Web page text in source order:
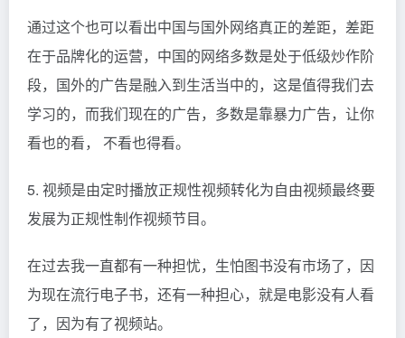
通过这个也可以看出中国与国外网络真正的差距，差距
在于品牌化的运营，中国的网络多数是处于低级炒作阶
段，国外的广告是融入到生活当中的，这是值得我们去
学习的，而我们现在的广告，多数是靠暴力广告，让你
看也的看， 不看也得看。
5. 视频是由定时播放正规性视频转化为自由视频最终要
发展为正规性制作视频节目。
在过去我一直都有一种担忧，生怕图书没有市场了，因
为现在流行电子书，还有一种担心，就是电影没有人看
了，因为有了视频站。